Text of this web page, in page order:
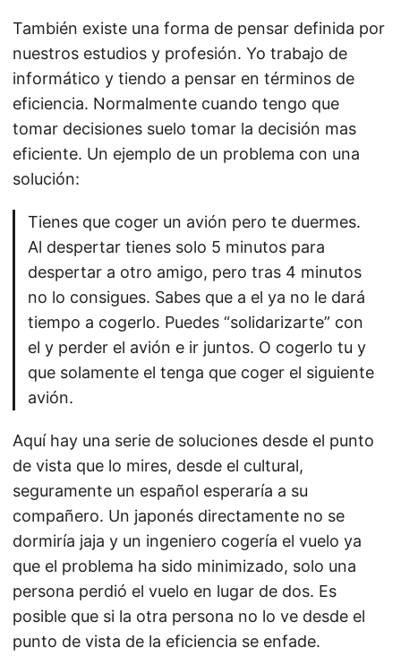
También existe una forma de pensar definida por
nuestros estudios y profesión. Yo trabajo de
informático y tiendo a pensar en términos de
eficiencia. Normalmente cuando tengo que
tomar decisiones suelo tomar la decisión mas
eficiente. Un ejemplo de un problema con una
solución:
Tienes que coger un avión pero te duermes.
Al despertar tienes solo 5 minutos para
despertar a otro amigo, pero tras 4 minutos
no lo consigues. Sabes que a el ya no le dará
tiempo a cogerlo. Puedes “solidarizarte” con
el y perder el avión e ir juntos. O cogerlo tu y
que solamente el tenga que coger el siguiente
avión.
Aquí hay una serie de soluciones desde el punto
de vista que lo mires, desde el cultural,
seguramente un español esperaría a su
compañero. Un japonés directamente no se
dormiría jaja y un ingeniero cogería el vuelo ya
que el problema ha sido minimizado, solo una
persona perdió el vuelo en lugar de dos. Es
posible que si la otra persona no lo ve desde el
punto de vista de la eficiencia se enfade.